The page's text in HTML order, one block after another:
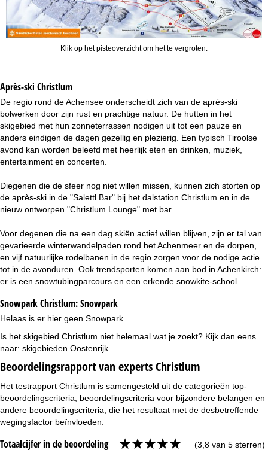
Klik op het pisteoverzicht om het te vergroten.
Après-ski Christlum
De regio rond de Achensee onderscheidt zich van de après-ski
bolwerken door zijn rust en prachtige natuur. De hutten in het
skigebied met hun zonneterrassen nodigen uit tot een pauze en
anders eindigen de dagen gezellig en plezierig. Een typisch Tiroolse
avond kan worden beleefd met heerlijk eten en drinken, muziek,
entertainment en concerten.
Diegenen die de sfeer nog niet willen missen, kunnen zich storten op
de après-ski in de "Salettl Bar" bij het dalstation Christlum en in de
nieuw ontworpen "Christlum Lounge" met bar.
Voor degenen die na een dag skiën actief willen blijven, zijn er tal van
gevarieerde winterwandelpaden rond het Achenmeer en de dorpen,
en vijf natuurlijke rodelbanen in de regio zorgen voor de nodige actie
tot in de avonduren. Ook trendsporten komen aan bod in Achenkirch:
er is een snowtubingparcours en een erkende snowkite-school.
Snowpark Christlum:Snowpark
Helaas is er hier geen Snowpark.
Is het skigebied Christlum niet helemaal wat je zoekt? Kijk dan eens
naar: skigebieden Oostenrijk
Beoordelingsrapport van experts Christlum
Het testrapport Christlum is samengesteld uit de categorieën top-
beoordelingscriteria, beoordelingscriteria voor bijzondere belangen en
andere beoordelingscriteria, die het resultaat met de desbetreffende
wegingsfactor beïnvloeden.
Totaalcijfer in de beoordeling (3,8 van 5 sterren)